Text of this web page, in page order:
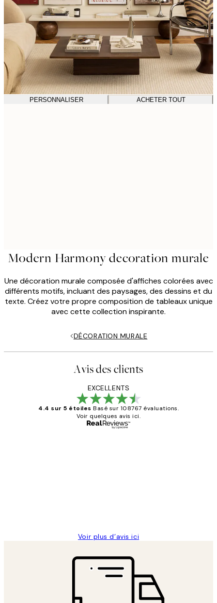
PERSONNALISER ACHETER TOUT
Modern Harmony decoration murale
Une décoration murale composée d'affiches colorées avec
différents motifs, incluant des paysages, des dessins et du
texte. Créez votre propre composition de tableaux unique
avec cette collection inspirante.
DÉCORATION MURALE
Avis des clients
EXCELLENTS
4.4 sur 5 étoiles Basé sur 108767 évaluations.
Voir quelques avis ici.
Voir plus d’avis ici